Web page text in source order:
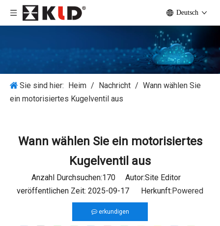
Deutsch
Sie sind hier: Heim / Nachricht / Wann wählen Sie
ein motorisiertes Kugelventil aus
Wann wählen Sie ein motorisiertes
Kugelventil aus
Anzahl Durchsuchen:170 Autor:Site Editor
veröffentlichen Zeit: 2025-09-17 Herkunft:Powered
erkundigen